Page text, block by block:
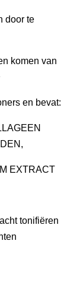
door te
komen van
en bevat:
EXTRACT
tonifiëren